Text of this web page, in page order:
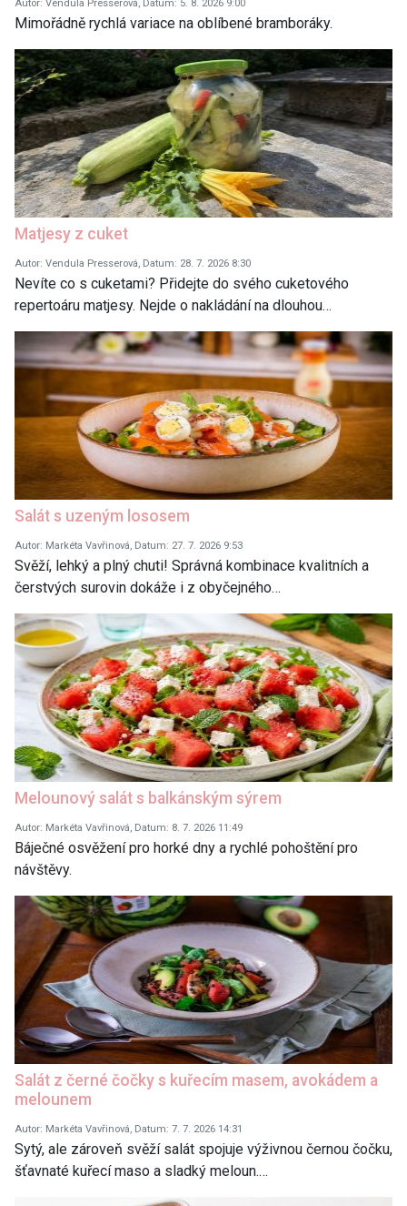
Autor: Vendula Presserová, Datum: 5. 8. 2026 9:00
Mimořádně rychlá variace na oblíbené bramboráky.
Matjesy z cuket
Autor: Vendula Presserová, Datum: 28. 7. 2026 8:30
Nevíte co s cuketami? Přidejte do svého cuketového
repertoáru matjesy. Nejde o nakládání na dlouhou…
Salát s uzeným lososem
Autor: Markéta Vavřinová, Datum: 27. 7. 2026 9:53
Svěží, lehký a plný chuti! Správná kombinace kvalitních a
čerstvých surovin dokáže i z obyčejného…
Melounový salát s balkánským sýrem
Autor: Markéta Vavřinová, Datum: 8. 7. 2026 11:49
Báječné osvěžení pro horké dny a rychlé pohoštění pro
návštěvy.
Salát z černé čočky s kuřecím masem, avokádem a
melounem
Autor: Markéta Vavřinová, Datum: 7. 7. 2026 14:31
Sytý, ale zároveň svěží salát spojuje výživnou černou čočku,
šťavnaté kuřecí maso a sladký meloun.…